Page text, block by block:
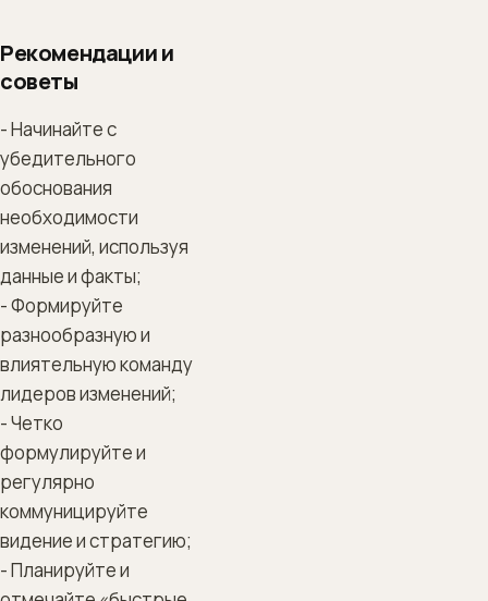
Рекомендации и
советы
- Начинайте с
убедительного
обоснования
необходимости
изменений, используя
данные и факты;
- Формируйте
разнообразную и
влиятельную команду
лидеров изменений;
- Четко
формулируйте и
регулярно
коммуницируйте
видение и стратегию;
- Планируйте и